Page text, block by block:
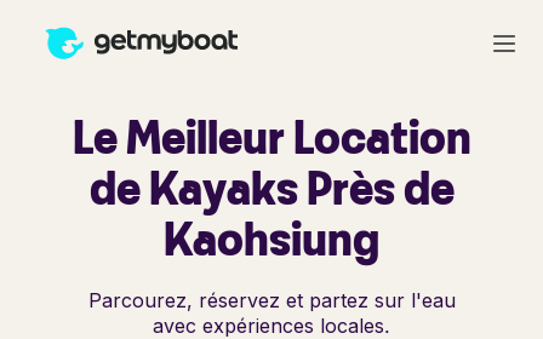
Le Meilleur Location
de Kayaks Près de
Kaohsiung
Parcourez, réservez et partez sur l'eau
avec expériences locales.